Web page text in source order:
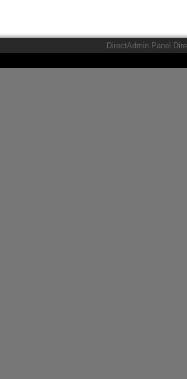
DirectAdmin Panel